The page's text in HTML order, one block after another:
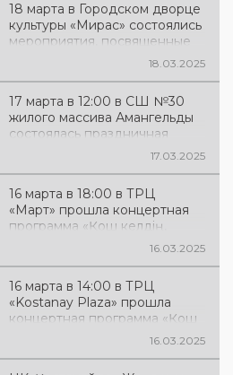
18 марта в Городском дворце
культуры «Мирас» состоялись
мероприятия, посвященные
празднованию Наурыза. 🎉🌿
18.03.2025
17 марта в 12:00 в СШ №30
жилого массива Амангельды
состоялась праздничная
концертная программа
празднику весны,
обновления и единства
17.03.2025
16 марта в 18:00 в ТРЦ
«Март» прошла концертная
программа «Қош келдің,
16.03.2025
16 марта в 14:00 в ТРЦ
«Kostanay Plaza» прошла
концертная программа «Қош
16.03.2025